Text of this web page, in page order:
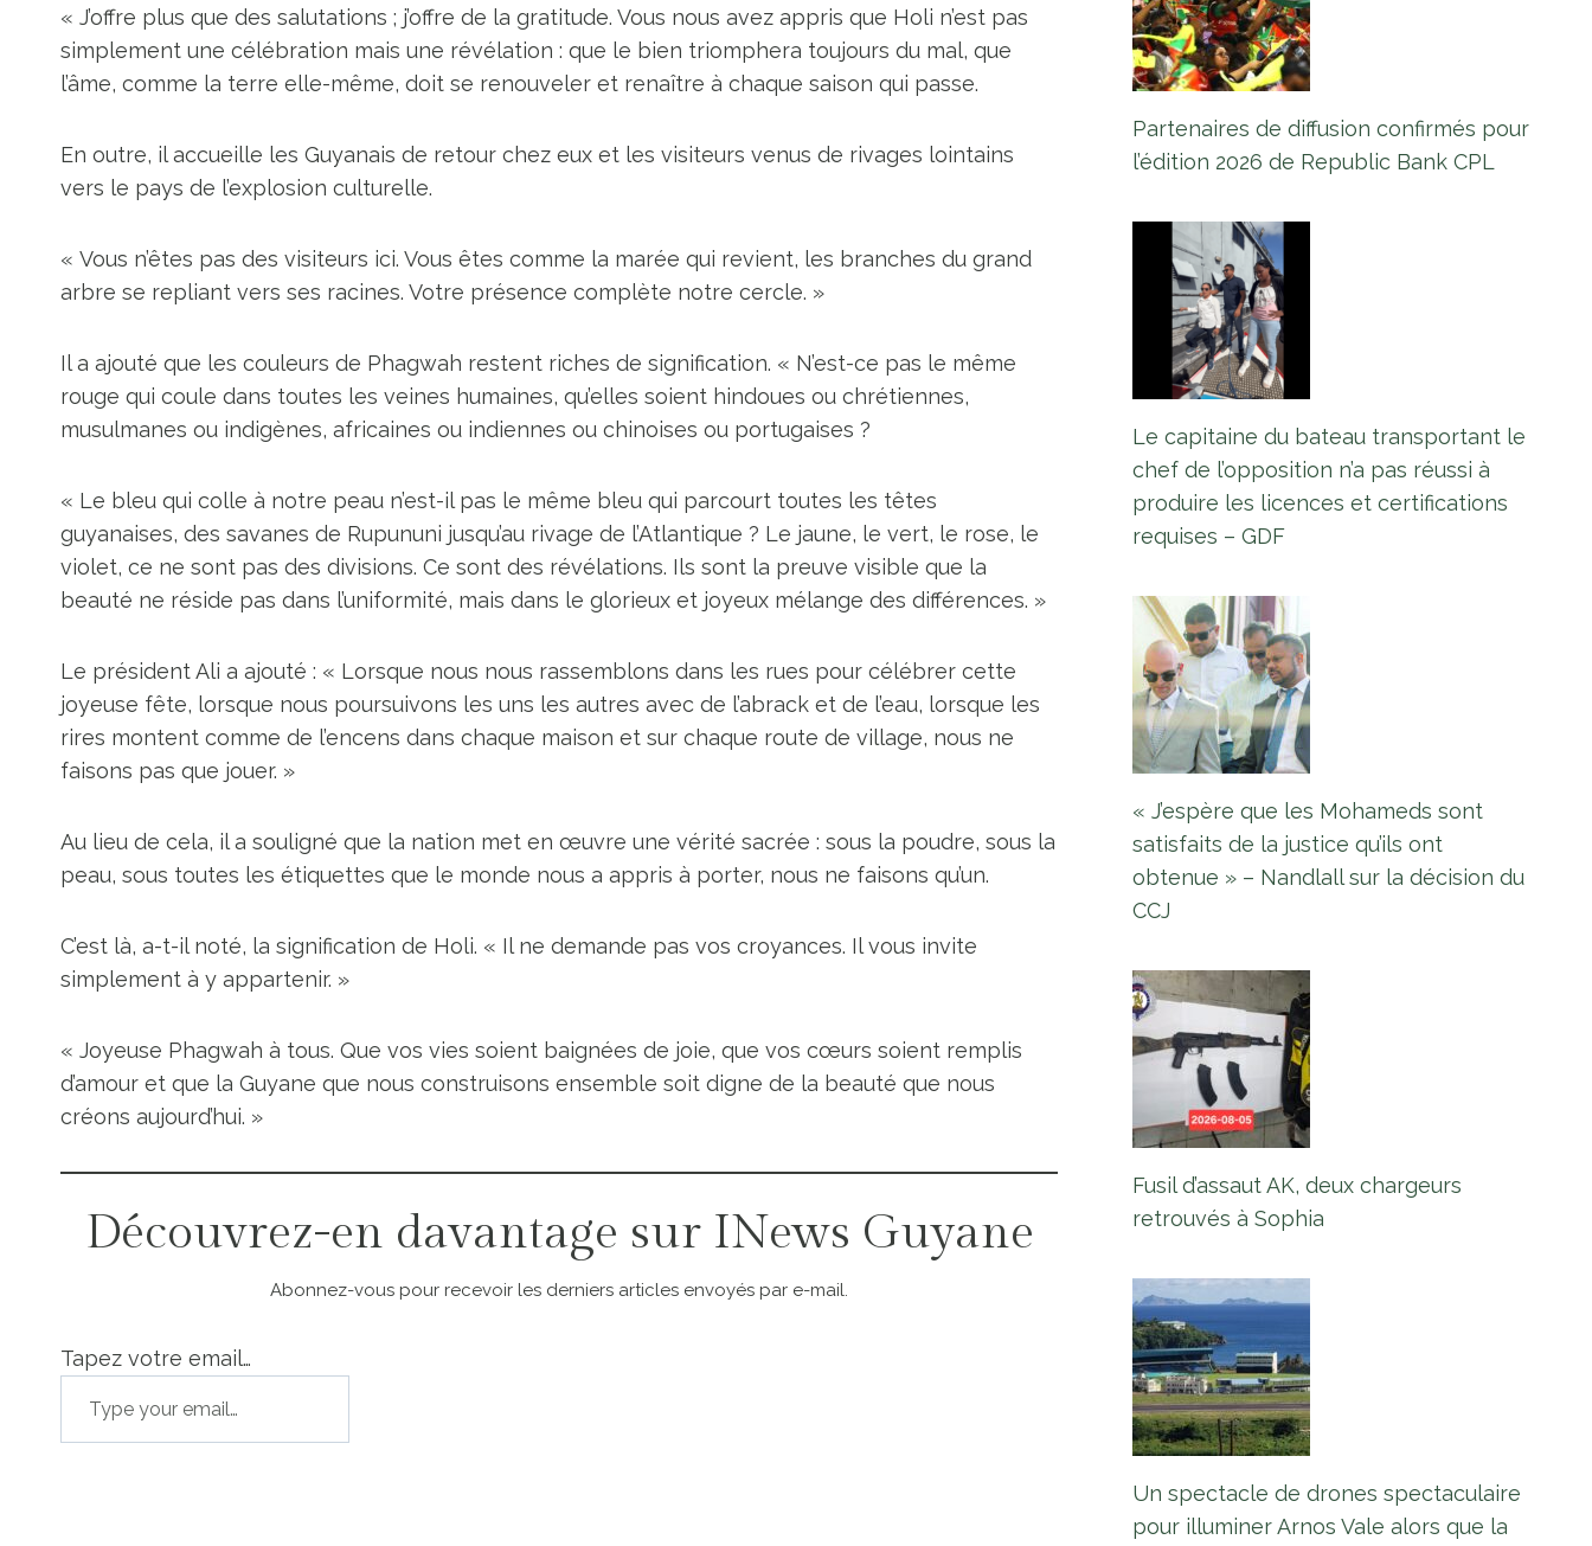
« J’offre plus que des salutations ; j’offre de la gratitude. Vous nous avez appris que Holi n’est pas
simplement une célébration mais une révélation : que le bien triomphera toujours du mal, que
l’âme, comme la terre elle-même, doit se renouveler et renaître à chaque saison qui passe.
En outre, il accueille les Guyanais de retour chez eux et les visiteurs venus de rivages lointains
vers le pays de l’explosion culturelle.
« Vous n’êtes pas des visiteurs ici. Vous êtes comme la marée qui revient, les branches du grand
arbre se repliant vers ses racines. Votre présence complète notre cercle. »
Il a ajouté que les couleurs de Phagwah restent riches de signification. « N’est-ce pas le même
rouge qui coule dans toutes les veines humaines, qu’elles soient hindoues ou chrétiennes,
musulmanes ou indigènes, africaines ou indiennes ou chinoises ou portugaises ?
« Le bleu qui colle à notre peau n’est-il pas le même bleu qui parcourt toutes les têtes
guyanaises, des savanes de Rupununi jusqu’au rivage de l’Atlantique ? Le jaune, le vert, le rose, le
violet, ce ne sont pas des divisions. Ce sont des révélations. Ils sont la preuve visible que la
beauté ne réside pas dans l’uniformité, mais dans le glorieux et joyeux mélange des différences. »
Le président Ali a ajouté : « Lorsque nous nous rassemblons dans les rues pour célébrer cette
joyeuse fête, lorsque nous poursuivons les uns les autres avec de l’abrack et de l’eau, lorsque les
rires montent comme de l’encens dans chaque maison et sur chaque route de village, nous ne
faisons pas que jouer. »
Au lieu de cela, il a souligné que la nation met en œuvre une vérité sacrée : sous la poudre, sous la
peau, sous toutes les étiquettes que le monde nous a appris à porter, nous ne faisons qu’un.
C’est là, a-t-il noté, la signification de Holi. « Il ne demande pas vos croyances. Il vous invite
simplement à y appartenir. »
« Joyeuse Phagwah à tous. Que vos vies soient baignées de joie, que vos cœurs soient remplis
d’amour et que la Guyane que nous construisons ensemble soit digne de la beauté que nous
créons aujourd’hui. »
Découvrez-en davantage sur INews Guyane
Abonnez-vous pour recevoir les derniers articles envoyés par e-mail.
Tapez votre email…
Partenaires de diffusion confirmés pour
l’édition 2026 de Republic Bank CPL
Le capitaine du bateau transportant le
chef de l’opposition n’a pas réussi à
produire les licences et certifications
requises – GDF
« J’espère que les Mohameds sont
satisfaits de la justice qu’ils ont
obtenue » – Nandlall sur la décision du
CCJ
Fusil d’assaut AK, deux chargeurs
retrouvés à Sophia
Un spectacle de drones spectaculaire
pour illuminer Arnos Vale alors que la